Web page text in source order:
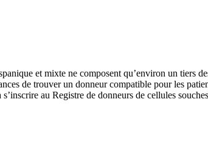
et mixte ne composent qu’environ un tiers
de trouver un donneur compatible pour les
au Registre de donneurs de cellules